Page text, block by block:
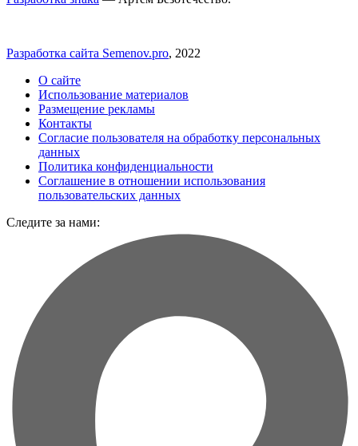
Разработка сайта Semenov.pro, 2022
О сайте
Использование материалов
Размещение рекламы
Контакты
Согласие пользователя на обработку персональных
данных
Политика конфиденциальности
Соглашение в отношении использования
пользовательских данных
Следите за нами: